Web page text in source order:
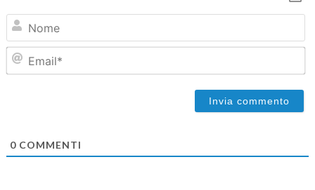
0COMMENTI